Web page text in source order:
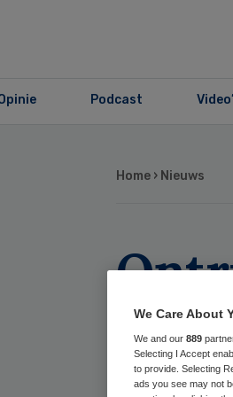
Podcast
Home › Nieuws
We Care About
We and our 889
Selecting I Accept
to provide. Selecting
ads you see may not